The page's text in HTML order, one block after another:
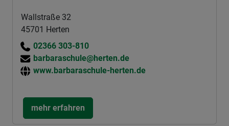
Wallstraße 32
45701 Herten
02366 303-810
barbaraschule@herten.de
www.barbaraschule-herten.de
mehr erfahren